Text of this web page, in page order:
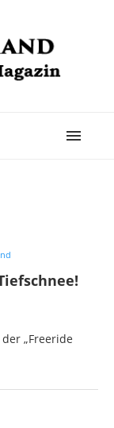
„Freeride